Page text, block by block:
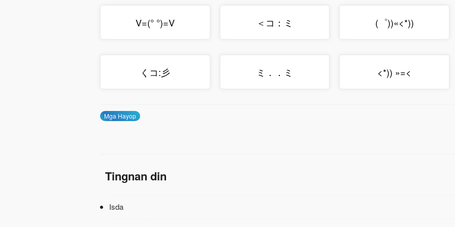
V=(° °)=V ＜コ：ミ (゜))«<*))
くコ:彡 ミ．．ミ <*)) »=<
Mga Hayop
Tingnan din
Isda